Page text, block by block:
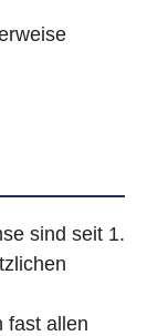
sind seit 1.
fast allen